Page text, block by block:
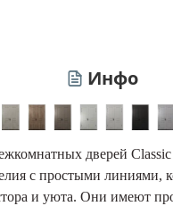
Инфо
дверей
с простыми линиями,
и уюта. Они имеют